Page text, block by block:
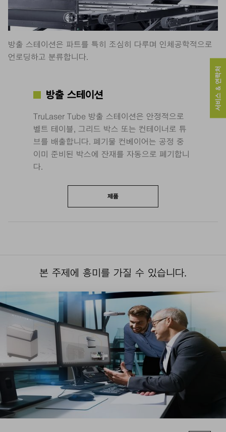
방출 스테이션은 파트를 특히 조심히 다루며 인체공학적으로
언로딩하고 분류합니다.
방출 스테이션
TruLaser Tube 방출 스테이션은 안정적으로
벨트 테이블, 그리드 박스 또는 컨테이너로 튜
브를 배출합니다. 폐기물 컨베이어는 공정 중
이미 준비된 박스에 잔재를 자동으로 폐기합니
다.
제품
본 주제에 흥미를 가질 수 있습니다.
서비스 & 연락처